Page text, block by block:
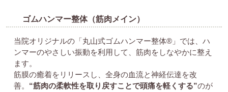
ゴムハンマー整体（筋肉メイン）
当院オリジナルの「丸山式ゴムハンマー整体®」では、ハ
ンマーのやさしい振動を利用して、筋肉をしなやかに整え
ます。
筋膜の癒着をリリースし、全身の血流と神経伝達を改
善。 “筋肉の柔軟性を取り戻すことで頭痛を軽くする”のが